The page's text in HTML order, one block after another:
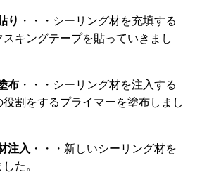
り ・・・シーリング材を充填する
キングテープを貼っていきまし
布 ・・・シーリング材を注入する
割をするプライマーを塗布しまし
注入 ・・・新しいシーリング材を
た。